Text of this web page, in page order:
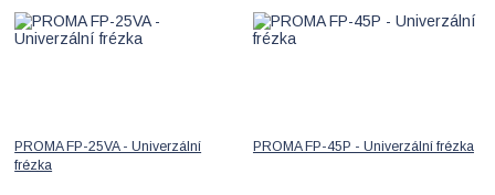
PROMA FP-25VA - Univerzální
frézka
PROMA FP-45P - Univerzální frézka